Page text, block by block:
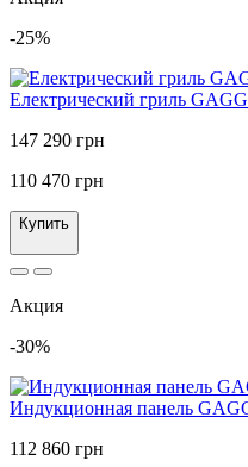
-25%
Електрический гриль
147 290 грн
110 470 грн
Купить
Акция
-30%
Индукционная панель
112 860 грн